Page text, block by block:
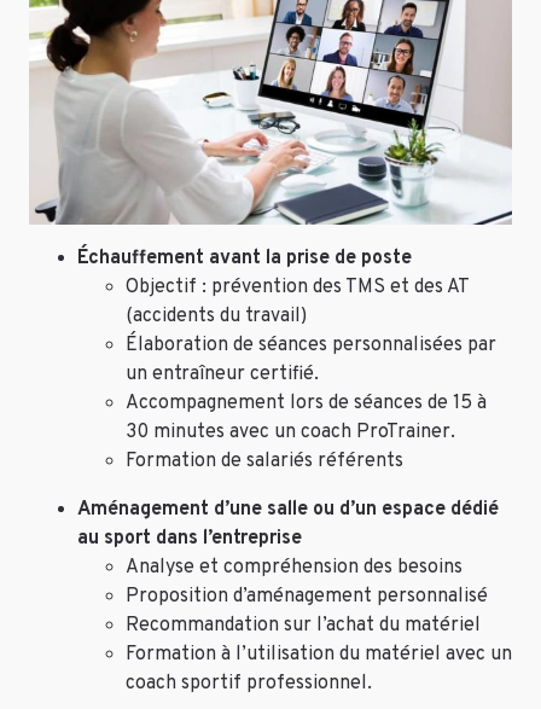
Échauffement avant la prise de poste
Objectif : prévention des TMS et des AT
(accidents du travail)
Élaboration de séances personnalisées par
un entraîneur certifié.
Accompagnement lors de séances de 15 à
30 minutes avec un coach ProTrainer.
Formation de salariés référents
Aménagement d’une salle ou d’un espace dédié
au sport dans l’entreprise
Analyse et compréhension des besoins
Proposition d’aménagement personnalisé
Recommandation sur l’achat du matériel
Formation à l’utilisation du matériel avec un
coach sportif professionnel.